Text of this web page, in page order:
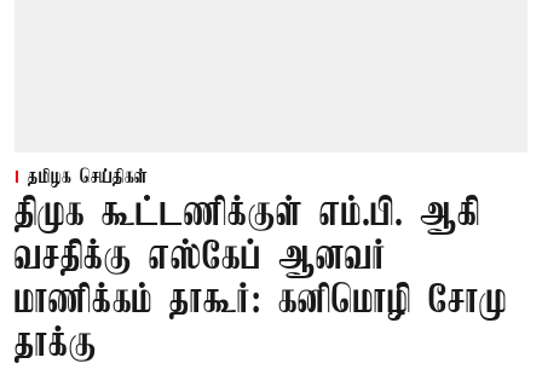
தமிழக செய்திகள்
திமுக கூட்டணிக்குள் எம்.பி. ஆகி
வசதிக்கு எஸ்கேப் ஆனவர்
மாணிக்கம் தாகூர்: கனிமொழி சோமு
தாக்கு